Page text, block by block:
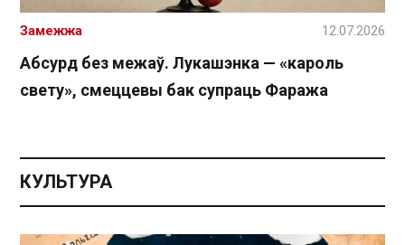
Абсурд без межаў. Лукашэнка — «кароль
свету», смеццевы бак супраць Фаража
Замежжа 12.07.2026
КУЛЬТУРА